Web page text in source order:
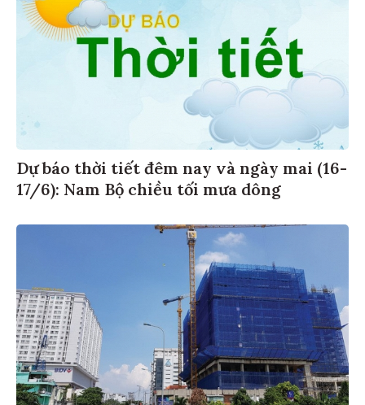
Dự báo thời tiết đêm nay và ngày mai (16-
17/6): Nam Bộ chiều tối mưa dông